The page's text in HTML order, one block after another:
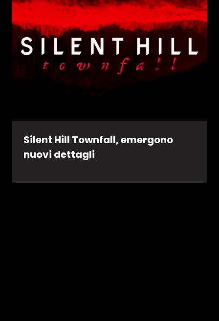
Silent Hill Townfall, emergono
nuovi dettagli